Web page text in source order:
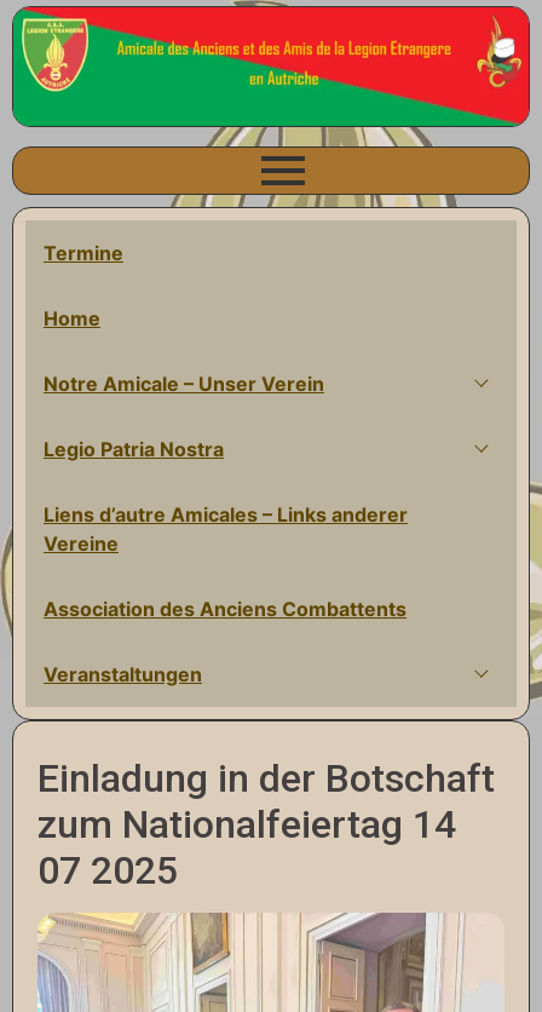
Termine
Home
Notre Amicale – Unser Verein
Legio Patria Nostra
Liens d’autre Amicales – Links anderer
Vereine
Association des Anciens Combattents
Veranstaltungen
Einladung in der Botschaft
zum Nationalfeiertag 14
07 2025